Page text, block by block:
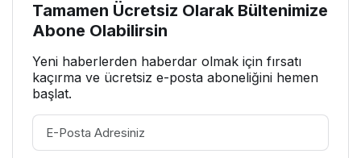
Tamamen Ücretsiz Olarak Bültenimize
Abone Olabilirsin
Yeni haberlerden haberdar olmak için fırsatı
kaçırma ve ücretsiz e-posta aboneliğini hemen
başlat.